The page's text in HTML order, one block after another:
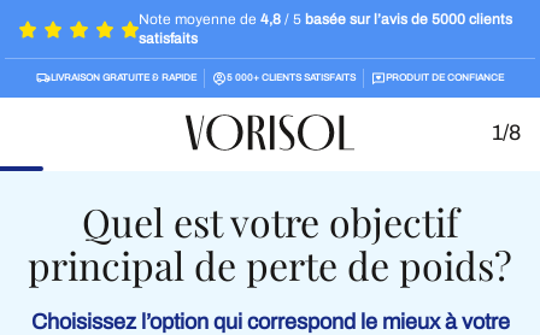
Note moyenne de 4,8/ 5 basée sur l’avis de 5000 clients
satisfaits
LIVRAISON GRATUITE & RAPIDE 5 000+ CLIENTS SATISFAITS PRODUIT DE CONFIANCE
1/8
Quel est votre objectif
principal de perte de poids?
Choisissez l’option qui correspond le mieux à votre